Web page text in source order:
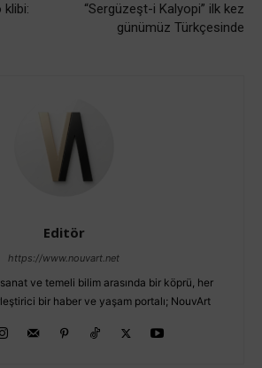
klibi:
“Sergüzeşt-i Kalyopi” ilk kez
günümüz Türkçesinde
Editör
https://www.nouvart.net
sanat ve temeli bilim arasında bir köprü, her
bir haber ve yaşam portalı; NouvArt